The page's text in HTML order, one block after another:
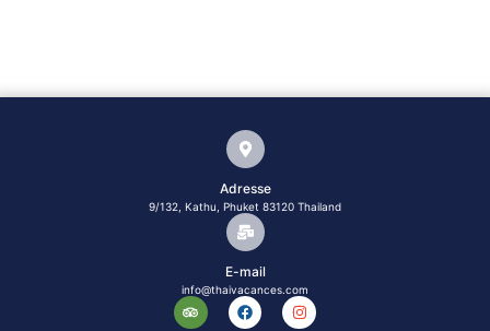
Adresse
9/132, Kathu, Phuket 83120 Thailand
E-mail
info@thaivacances.com